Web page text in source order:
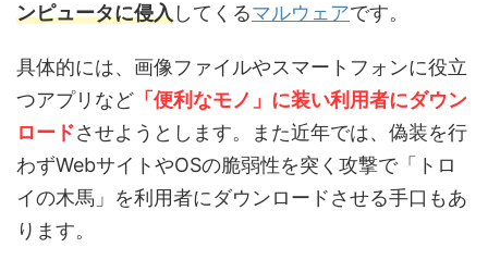
ンピュータに侵入してくるマルウェアです。
具体的には、画像ファイルやスマートフォンに役立
つアプリなど 「便利なモノ」に装い利用者にダウン
ロードさせようとします。また近年では、偽装を行
わずWebサイトやOSの脆弱性を突く攻撃で「トロ
イの木馬」を利用者にダウンロードさせる手口もあ
ります。